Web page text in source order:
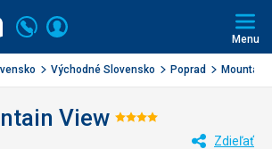
Volajte
+421
2
3221
Prihlásiť
Menu
Východné Slovensko Poprad Mountain
View Hodnotenie:
Zdieľať